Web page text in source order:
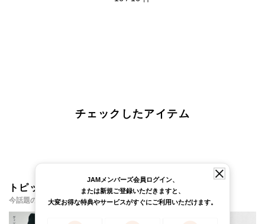
チェックしたアイテム
トピックス・特集
今話題のアイテムやイベント・コンテンツをご紹介
JAMメンバーズ会員ログイン、
または新規ご登録いただきますと、
大変お得な特典やサービスがすぐにご利用いただけます。